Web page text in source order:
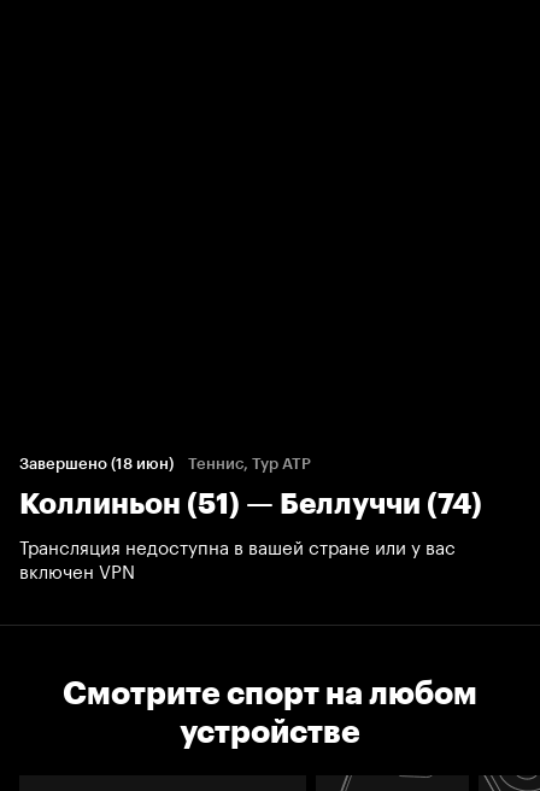
Завершено (18 июн) Теннис, Тур ATP
Коллиньон (51) — Беллуччи (74)
Трансляция недоступна в вашей стране или у вас
включен VPN
Смотрите спорт на любом
устройстве